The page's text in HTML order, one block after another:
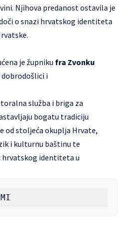
Njihova predanost ostavila je
o snazi hrvatskog identiteta
je župniku fra Zvonku
dobrodošlici i
služba i briga za
bogatu tradiciju
od stoljeća okuplja Hrvate,
i kulturnu baštinu te
hrvatskog identiteta u